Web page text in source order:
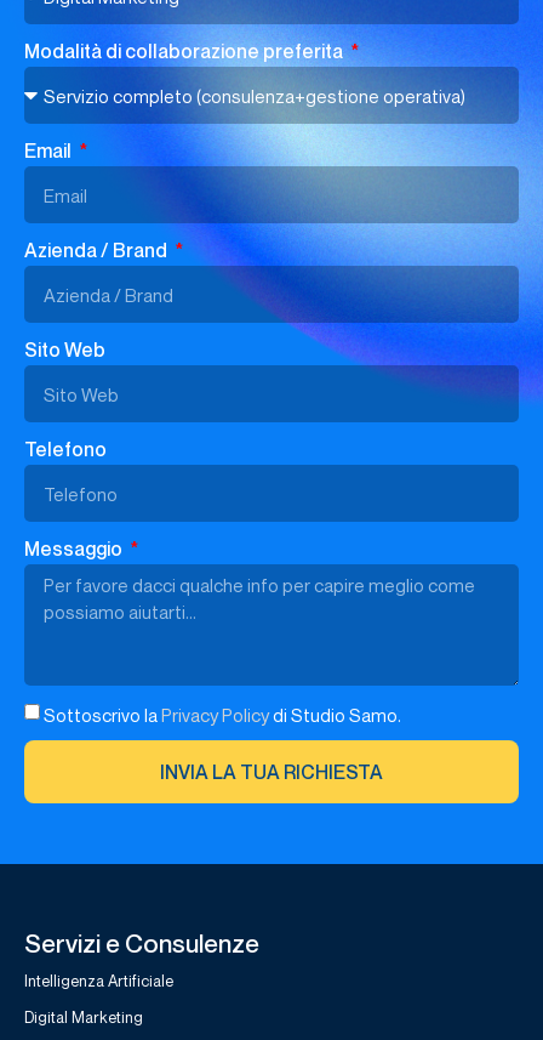
Modalità di collaborazione preferita
Email
Azienda / Brand
Sito Web
Telefono
Messaggio
Sottoscrivo laPrivacy Policydi Studio Samo.
INVIA LA TUA RICHIESTA
Servizi e Consulenze
Intelligenza Artificiale
Digital Marketing